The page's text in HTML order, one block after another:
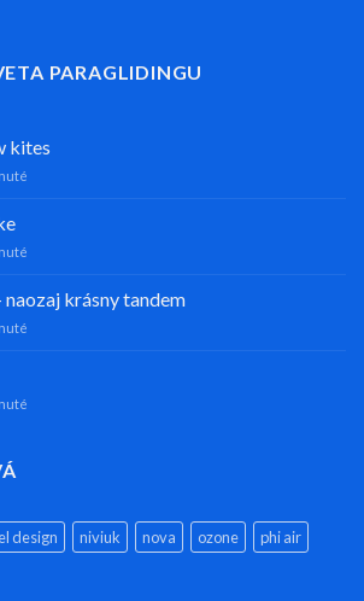
PARAGLIDINGU
kites
Strike
naozaj krásny tandem
design niviuk nova ozone
phi air